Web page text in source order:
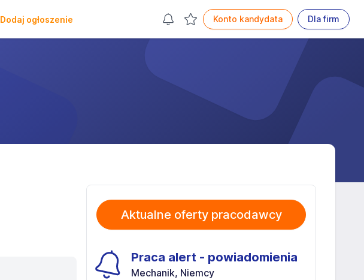
Dodaj ogłoszenie Konto kandydata Dla firm
Aktualne oferty pracodawcy
Praca alert - powiadomienia
Mechanik, Niemcy